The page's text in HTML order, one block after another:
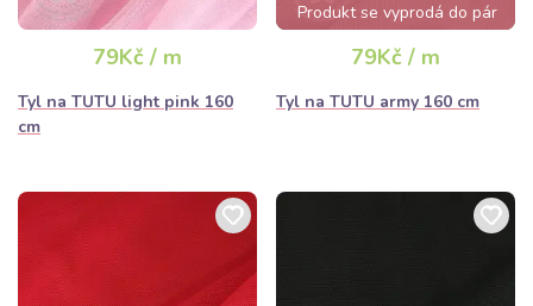
79Kč / m
Tyl na TUTU light pink 160
cm
Produkt se vyprodá do pár
hodin
79Kč / m
Tyl na TUTU army 160 cm